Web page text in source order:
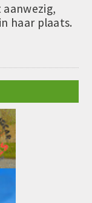
aanwezig,
haar plaats.